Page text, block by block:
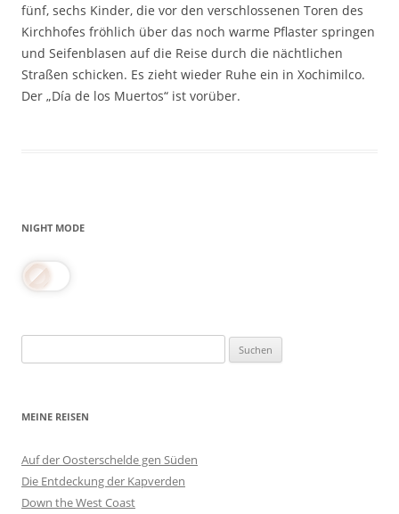
fünf, sechs Kinder, die vor den verschlossenen Toren des
Kirchhofes fröhlich über das noch warme Pflaster springen
und Seifenblasen auf die Reise durch die nächtlichen
Straßen schicken. Es zieht wieder Ruhe ein in Xochimilco.
Der „Día de los Muertos“ ist vorüber.
NIGHT MODE
nach:
MEINE REISEN
Auf der Oosterschelde gen Süden
Die Entdeckung der Kapverden
Down the West Coast